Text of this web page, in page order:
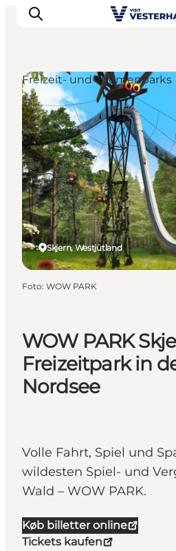
Events
Erlebnisse
Unsere Städte
Essen &
Tickets kaufen
Plane deine Reise
WOW PARK
Freizeitpark in
Nordsee
Volle Fahrt, Spiel und
wildesten Spiel- und
Wald – WOW PARK.
Køb billetter online
Tickets kaufen
Skjern, Westjütland
Freizeit- und Themenparks
Foto: WOW PARK